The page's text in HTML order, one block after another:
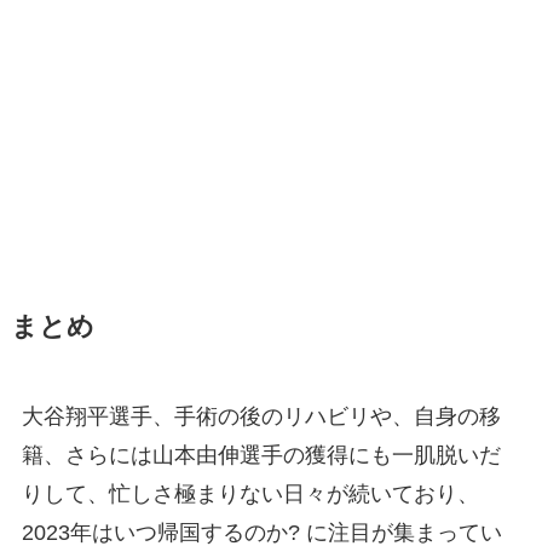
まとめ
大谷翔平選手、手術の後のリハビリや、自身の移
籍、さらには山本由伸選手の獲得にも一肌脱いだ
りして、忙しさ極まりない日々が続いており、
2023年はいつ帰国するのか? に注目が集まってい